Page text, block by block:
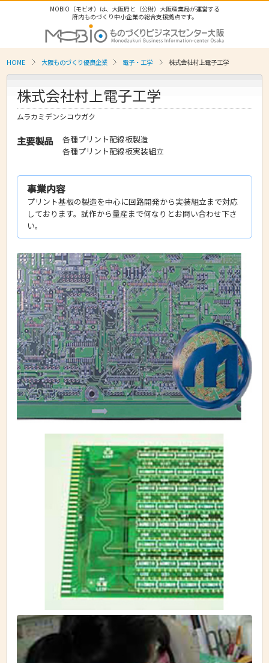
MOBIO（モビオ）は、大阪府と（公財）大阪産業局が運営する
府内ものづくり中小企業の総合支援拠点です。
HOME 大阪ものづくり優良企業 電子・工学 株式会社村上電子工学
株式会社村上電子工学
ムラカミデンシコウガク
主要製品
各種プリント配線板製造
各種プリント配線板実装組立
事業内容
プリント基板の製造を中心に回路開発から実装組立まで対応
しております。試作から量産まで何なりとお問い合わせ下さ
い。